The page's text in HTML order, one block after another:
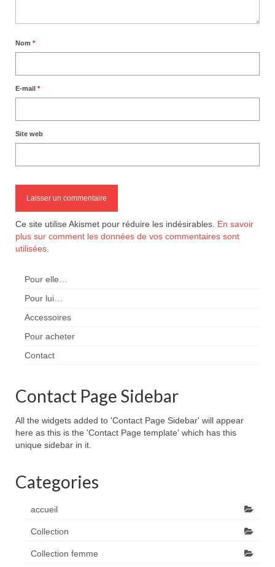
Nom *
E-mail *
Site web
Ce site utilise Akismet pour réduire les indésirables. En savoir
plus sur comment les données de vos commentaires sont
utilisées
Pour elle…
Pour lui…
Accessoires
Pour acheter
Contact
Contact Page Sidebar
All the widgets added to 'Contact Page Sidebar' will appear
here as this is the 'Contact Page template' which has this
unique sidebar in it.
Categories
accueil
Collection
Collection femme